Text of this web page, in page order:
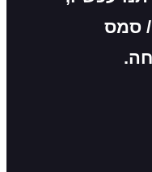
/ סמס